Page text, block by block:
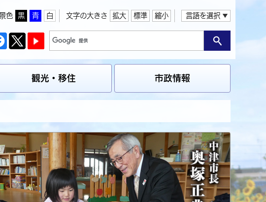
色 黒 青 白 文字の大きさ 拡大 標準 縮小 言語を選択
観光・移住 市政情報